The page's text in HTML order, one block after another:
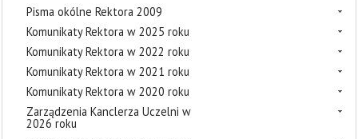
Pisma okólne Rektora 2009
Komunikaty Rektora w 2025 roku
Komunikaty Rektora w 2022 roku
Komunikaty Rektora w 2021 roku
Komunikaty Rektora w 2020 roku
Zarządzenia Kanclerza Uczelni w
2026 roku